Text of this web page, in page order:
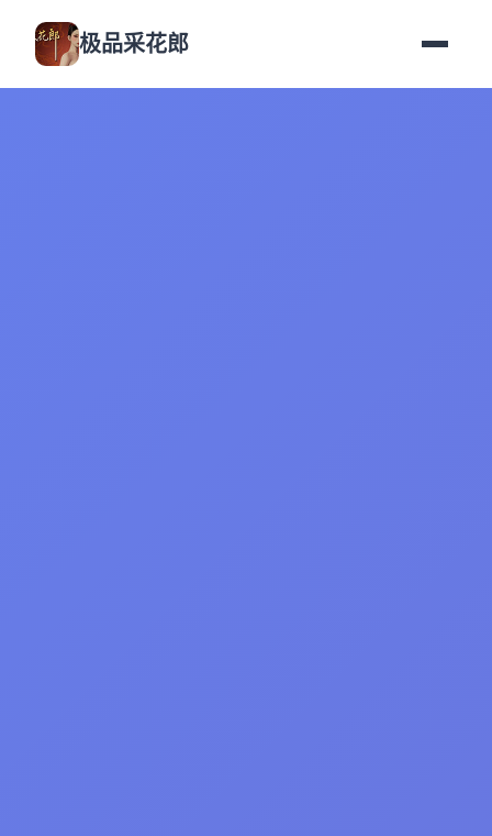
极品采花郎